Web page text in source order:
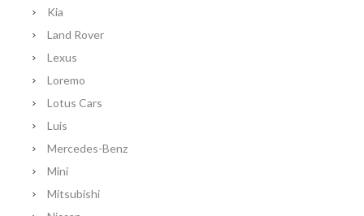
Kia
Land Rover
Lexus
Loremo
Lotus Cars
Luis
Mercedes-Benz
Mini
Mitsubishi